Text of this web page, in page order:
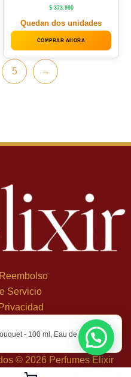
$373.990
Quedan dos unidades
COMPRAR AHORA
5 →
Servicio
8379
© 2026 Perfumes Elixir
- 100 ml, Eau de Toilette
×